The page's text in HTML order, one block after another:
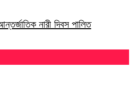
নারী দিবস পালিত